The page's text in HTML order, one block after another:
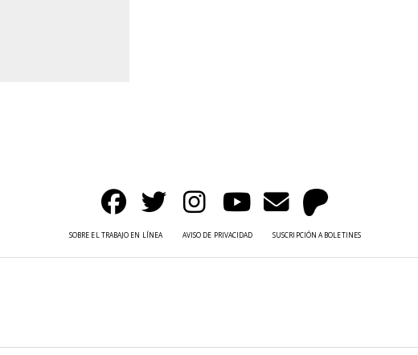
SOBRE EL TRABAJO EN LÍNEA AVISO DE PRIVACIDAD SUSCRIPCIÓN A BOLETINES